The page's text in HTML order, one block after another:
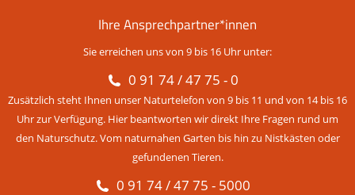
Ihre Ansprechpartner*innen
Sie erreichen uns von 9 bis 16 Uhr unter:
0 91 74 / 47 75 - 0
Zusätzlich steht Ihnen unser Naturtelefon von 9 bis 11 und von 14 bis 16
Uhr zur Verfügung. Hier beantworten wir direkt Ihre Fragen rund um
den Naturschutz. Vom naturnahen Garten bis hin zu Nistkästen oder
gefundenen Tieren.
0 91 74 / 47 75 - 5000